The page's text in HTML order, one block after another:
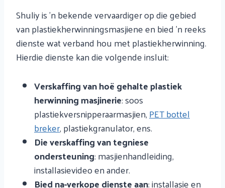
Shuliy is 'n bekende vervaardiger op die gebied
van plastiekherwinningsmasjiene en bied 'n reeks
dienste wat verband hou met plastiekherwinning.
Hierdie dienste kan die volgende insluit:
Verskaffing van hoë gehalte plastiek
herwinning masjinerie: soos
plastiekversnipperaarmasjien,PET bottel
breker, plastiekgranulator, ens.
Die verskaffing van tegniese
ondersteuning: masjienhandleiding,
installasievideo en ander.
Bied na-verkope dienste aan: installasie en